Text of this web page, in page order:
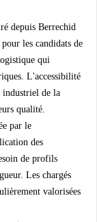
depuis Berrechid
les candidats de
qui
L'accessibilité
industriel de la
qualité.
par le
des
de profils
Les chargés
valorisées